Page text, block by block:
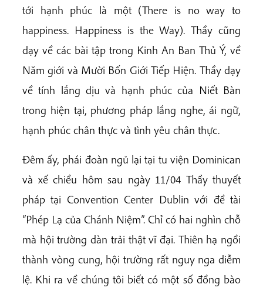
tới hạnh phúc là một (There is no way to
happiness. Happiness is the Way). Thầy cũng
dạy về các bài tập trong Kinh An Ban Thủ Ý, về
Năm giới và Mười Bốn Giới Tiếp Hiện. Thầy dạy
về tính lắng dịu và hạnh phúc của Niết Bàn
trong hiện tại, phương pháp lắng nghe, ái ngữ,
hạnh phúc chân thực và tình yêu chân thực.
Đêm ấy, phái đoàn ngủ lại tại tu viện Dominican
và xế chiều hôm sau ngày 11/04 Thầy thuyết
pháp tại Convention Center Dublin với đề tài
“Phép Lạ của Chánh Niệm”. Chỉ có hai nghìn chỗ
mà hội trường dàn trải thật vĩ đại. Thiên hạ ngồi
thành vòng cung, hội trường rất nguy nga diễm
lệ. Khi ra về chúng tôi biết có một số đồng bào